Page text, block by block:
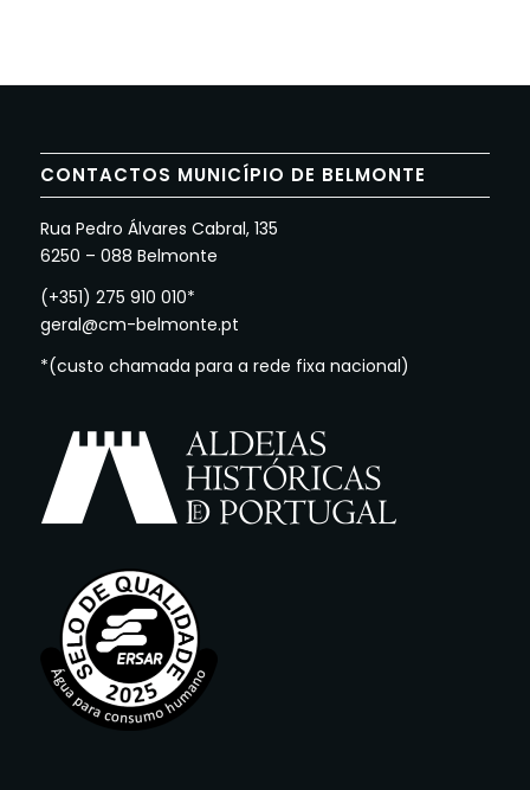
CONTACTOS MUNICÍPIO DE BELMONTE
Rua Pedro Álvares Cabral, 135
6250 – 088 Belmonte
(+351) 275 910 010*
geral@cm-belmonte.pt
*(custo chamada para a rede fixa nacional)